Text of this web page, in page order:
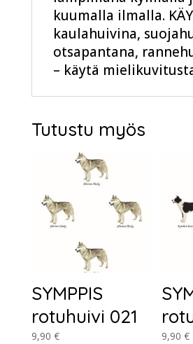
kuumalla ilmalla.
kaulahuivina,
otsapantana,
– käytä
Tutustu myös
SYMPPIS
rotuhuivi 021
9,90 € 9,90€